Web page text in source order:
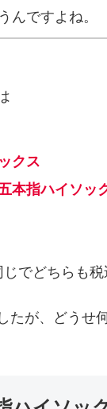
んですよね。
クス
本指ハイソッ
でどちらも
たが、どうせ